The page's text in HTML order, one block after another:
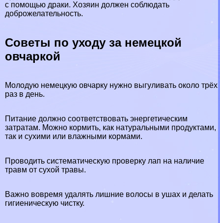
с помощью дpaки. Хозяин должен соблюдать
доброжелательность.
Советы по уходу за немецкой
овчаркой
Молодую немецкую овчарку нужно выгуливать около трёх
раз в день.
Питание должно соответствовать энергетическим
затратам. Можно кормить, как натуральными продуктами,
так и сухими или влажными кормами.
Проводить систематическую проверку лап на наличие
травм от сухой травы.
Важно вовремя удалять лишние волосы в ушах и делать
гигиеническую чистку.